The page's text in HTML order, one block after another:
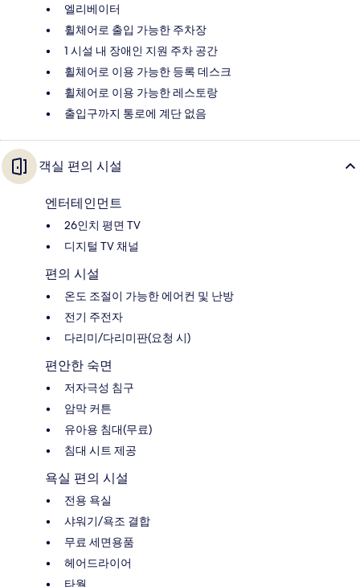
엘리베이터
휠체어로 출입 가능한 주차장
1 시설 내 장애인 지원 주차 공간
휠체어로 이용 가능한 등록 데스크
휠체어로 이용 가능한 레스토랑
출입구까지 통로에 계단 없음
객실 편의 시설
엔터테인먼트
26인치 평면 TV
디지털 TV 채널
편의 시설
온도 조절이 가능한 에어컨 및 난방
전기 주전자
다리미/다리미판(요청 시)
편안한 숙면
저자극성 침구
암막 커튼
유아용 침대(무료)
침대 시트 제공
욕실 편의 시설
전용 욕실
샤워기/욕조 결합
무료 세면용품
헤어드라이어
타월